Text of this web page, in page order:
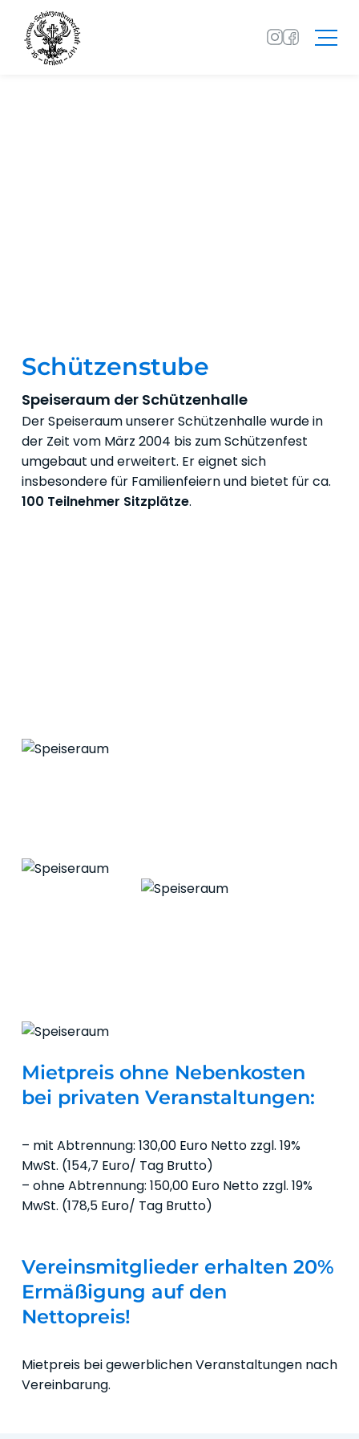
Schützenstube
Speiseraum der Schützenhalle
Der Speiseraum unserer Schützenhalle wurde in
der Zeit vom März 2004 bis zum Schützenfest
umgebaut und erweitert. Er eignet sich
insbesondere für Familienfeiern und bietet für ca.
100 Teilnehmer Sitzplätze.
Mietpreis ohne Nebenkosten
bei privaten Veranstaltungen:
– mit Abtrennung: 130,00 Euro Netto zzgl. 19%
MwSt. (154,7 Euro/ Tag Brutto)
– ohne Abtrennung: 150,00 Euro Netto zzgl. 19%
MwSt. (178,5 Euro/ Tag Brutto)
Vereinsmitglieder erhalten 20%
Ermäßigung auf den
Nettopreis!
Mietpreis bei gewerblichen Veranstaltungen nach
Vereinbarung.